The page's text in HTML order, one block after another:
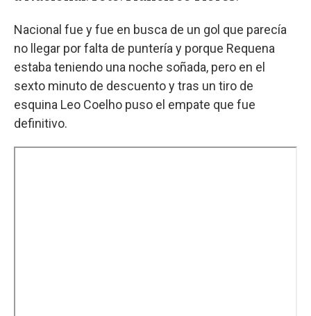
Nacional fue y fue en busca de un gol que parecía
no llegar por falta de puntería y porque Requena
estaba teniendo una noche soñada, pero en el
sexto minuto de descuento y tras un tiro de
esquina Leo Coelho puso el empate que fue
definitivo.